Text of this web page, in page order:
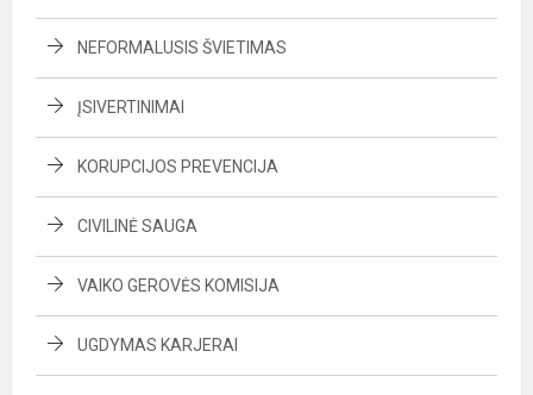
NEFORMALUSIS ŠVIETIMAS
ĮSIVERTINIMAI
KORUPCIJOS PREVENCIJA
CIVILINĖ SAUGA
VAIKO GEROVĖS KOMISIJA
UGDYMAS KARJERAI